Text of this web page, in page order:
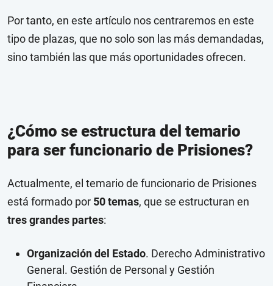
Por tanto, en este artículo nos centraremos en este
tipo de plazas, que no solo son las más demandadas,
sino también las que más oportunidades ofrecen.
¿Cómo se estructura del temario
para ser funcionario de Prisiones?
Actualmente, el temario de funcionario de Prisiones
está formado por 50 temas, que se estructuran en
tres grandes partes:
Organización del Estado. Derecho Administrativo
General. Gestión de Personal y Gestión